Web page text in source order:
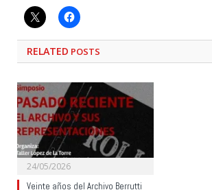
RELATED POSTS
24/05/2026
Veinte años del Archivo Berrutti